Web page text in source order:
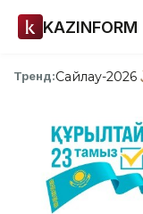
KAZINFORM
Тренд:Сайлау-2026